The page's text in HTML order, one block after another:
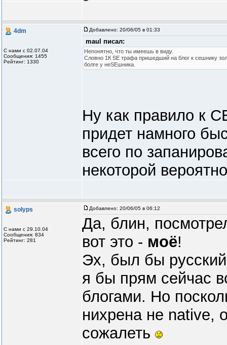
4dm
С нами с 02.07.04
Сообщения: 1455
Рейтинг: 1330
Добавлено: 20/06/05 в 01:33
maul писал:
Непонятно, что ты имеешь в виду.
Словно 1К SЕ трафа пришедший на блог к сешнику
болге у неSЕшника.
Ну как правило к
придет намного
всего по
некоторой
solyps
С нами с 29.10.04
Сообщения: 834
Рейтинг: 281
Добавлено: 20/06/05 в 06:12
Да, блин,
вот это - моё!
Эх, был бы
я бы прям сейчас
блогами. Но
нихрена не native,
сожалеть